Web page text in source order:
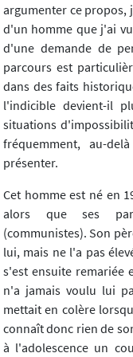
argumenter ce
d'un homme que j'ai
d'une demande de
parcours est
dans des faits
l'indicible devient-il
situations
fréquemment, au-
présenter.
Cet homme est né en
alors que ses
(communistes). Son
lui, mais ne l'a pas
s'est ensuite remariée
n'a jamais voulu lui
mettait en colère
connaît donc rien de
à l'adolescence un